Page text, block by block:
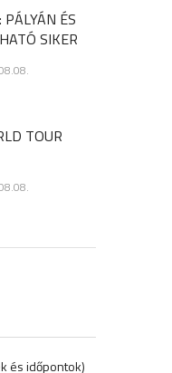
ÉS
SIKER
TOUR
és időpontok)